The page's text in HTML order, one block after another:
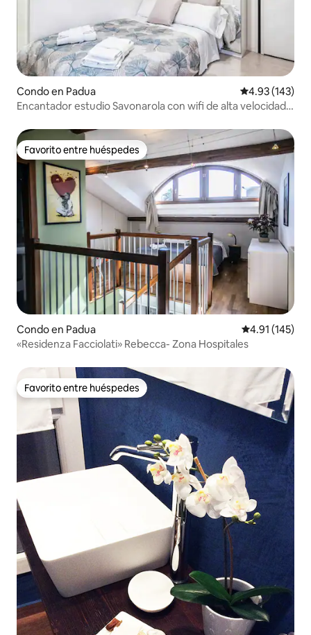
Condo en Padua Calificación
4.93 (143)
Encantador estudio Savonarola con wifi de alta velocidad y
Favorito entre huéspedes
Favorito entre huéspedes
Condo en Padua Calificación
4.91 (145)
«Residenza Facciolati» Rebecca- Zona Hospitales
Favorito entre huéspedes
Favorito entre huéspedes